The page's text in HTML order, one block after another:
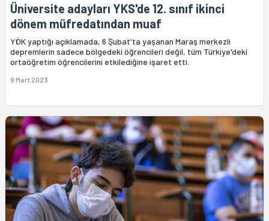
Üniversite adayları YKS'de 12. sınıf ikinci
dönem müfredatından muaf
YÖK yaptığı açıklamada, 6 Şubat'ta yaşanan Maraş merkezli
depremlerin sadece bölgedeki öğrencileri değil, tüm Türkiye'deki
ortaöğretim öğrencilerini etkilediğine işaret etti.
9 Mart 2023